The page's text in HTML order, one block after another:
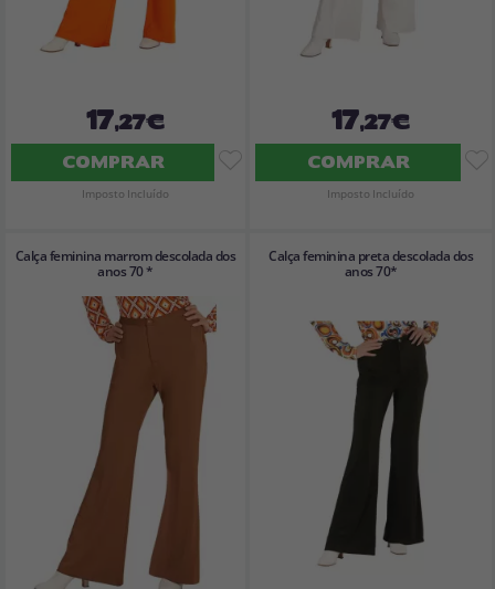
17,27€
COMPRAR
Imposto Incluído
17,27€
COMPRAR
Imposto Incluído
Calça feminina marrom descolada dos
anos 70 *
Calça feminina preta descolada dos
anos 70*